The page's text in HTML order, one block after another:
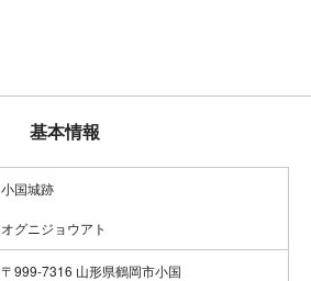
基本情報
小国城跡
オグニジョウアト
〒999-7316 山形県鶴岡市小国